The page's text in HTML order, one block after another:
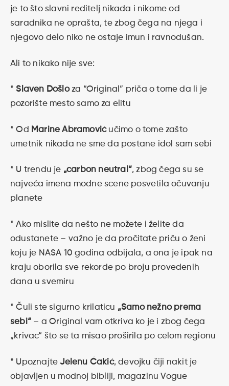
je to što slavni reditelj nikada i nikome od
saradnika ne oprašta, te zbog čega na njega i
njegovo delo niko ne ostaje imun i ravnodušan.
Ali to nikako nije sve:
*Slaven Došloza “Original” priča o tome da li je
pozorište mesto samo za elitu
* Od Marine Abramović učimo o tome zašto
umetnik nikada ne sme da postane idol sam sebi
* U trendu je „carbon neutral“, zbog čega su se
najveća imena modne scene posvetila očuvanju
planete
* Ako mislite da nešto ne možete i želite da
odustanete – važno je da pročitate priču o ženi
koju je NASA 10 godina odbijala, a ona je ipak na
kraju oborila sve rekorde po broju provedenih
dana u svemiru
* Čuli ste sigurno krilaticu „Samo nežno prema
sebi“ – a Original vam otkriva ko je i zbog čega
„krivac“ što se ta misao proširila po celom regionu
* UpoznajteJelenu Ćakić, devojku čiji nakit je
objavljen u modnoj bibliji, magazinu Vogue